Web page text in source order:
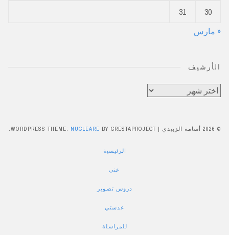
30
31
« مارس
الأرشيف
الأرشيف
© 2026 أسامة الزبيدي |
WORDPRESS THEME: NUCLEARE BY CRESTAPROJECT.
الرئيسية
عني
دروس تصوير
عدستي
للمراسلة